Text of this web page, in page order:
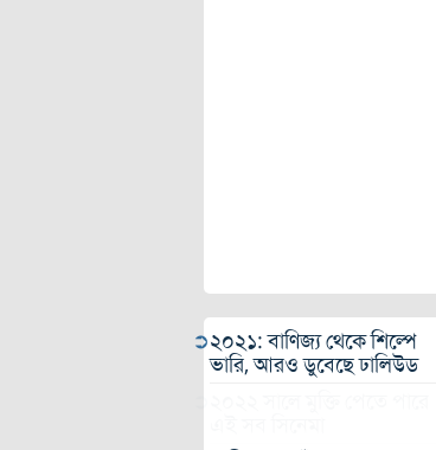
২০২১: বাণিজ্য থেকে শিল্পে
ভারি, আরও ডুবেছে ঢালিউড